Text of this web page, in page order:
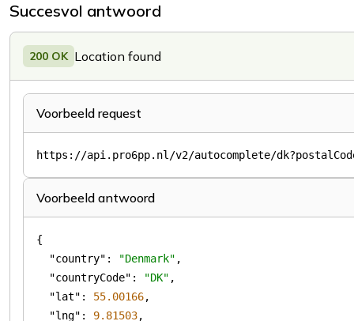
Succesvol antwoord
200 OK Location found
Voorbeeld request
Voorbeeld antwoord
"country" : "Denmark"
"countryCode" : "DK"
"lat" : 55.00166
"lng" : 9.81503